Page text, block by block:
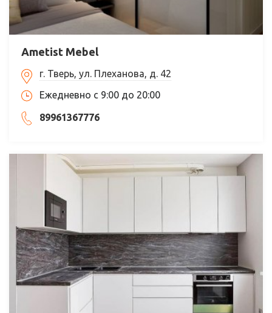
Ametist Mebel
г. Тверь, ул. Плеханова, д. 42
Ежедневно с 9:00 до 20:00
89961367776